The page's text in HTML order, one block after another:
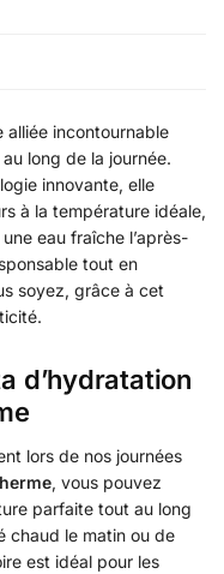
incontournable
long de la journée.
innovante, elle
à la température idéale,
eau fraîche l’après-
tout en
soyez, grâce à cet
d’hydratation
lors de nos journées
, vous pouvez
parfaite tout au long
chaud le matin ou de
est idéal pour les